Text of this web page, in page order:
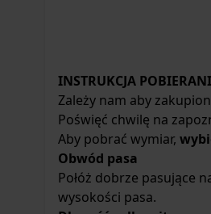
INSTRUKCJA
Zależy nam aby
Poświęć chwilę na
Aby pobrać wymiar,
Obwód pasa
Połóż dobrze pasujące
wysokości pasa.